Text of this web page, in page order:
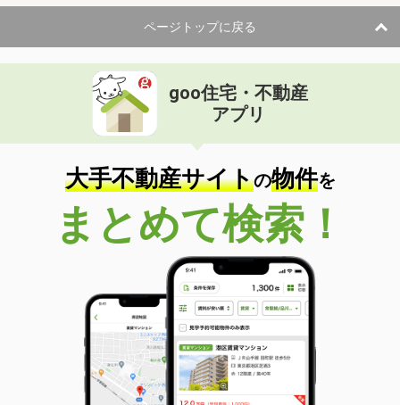
専有面積 50.96m²
間取り
1LDK
宮崎県宮崎市中津瀬町
価 格
住 所
宮崎県宮崎市中津瀬町
専有面積 19.87m²
間取り
1K
宮崎県延岡市野田３
価 格
4.70万円
宮崎県延岡市野田３
46.49m²
間取り
2DK
宮崎県宮崎市高岡町飯田 ３丁目
価 格
5.20万円
住 所
宮崎県宮崎市高岡町飯田 ３丁目
ページトップに戻る
goo住宅・不動産
アプリ
大手不動産サイトの物件を
まとめて検索！